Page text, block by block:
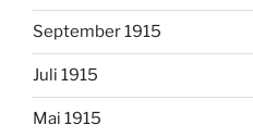
September 1915
Juli 1915
Mai 1915